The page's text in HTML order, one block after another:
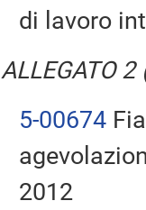
di lavoro
ALLEGATO
5-00674
2012